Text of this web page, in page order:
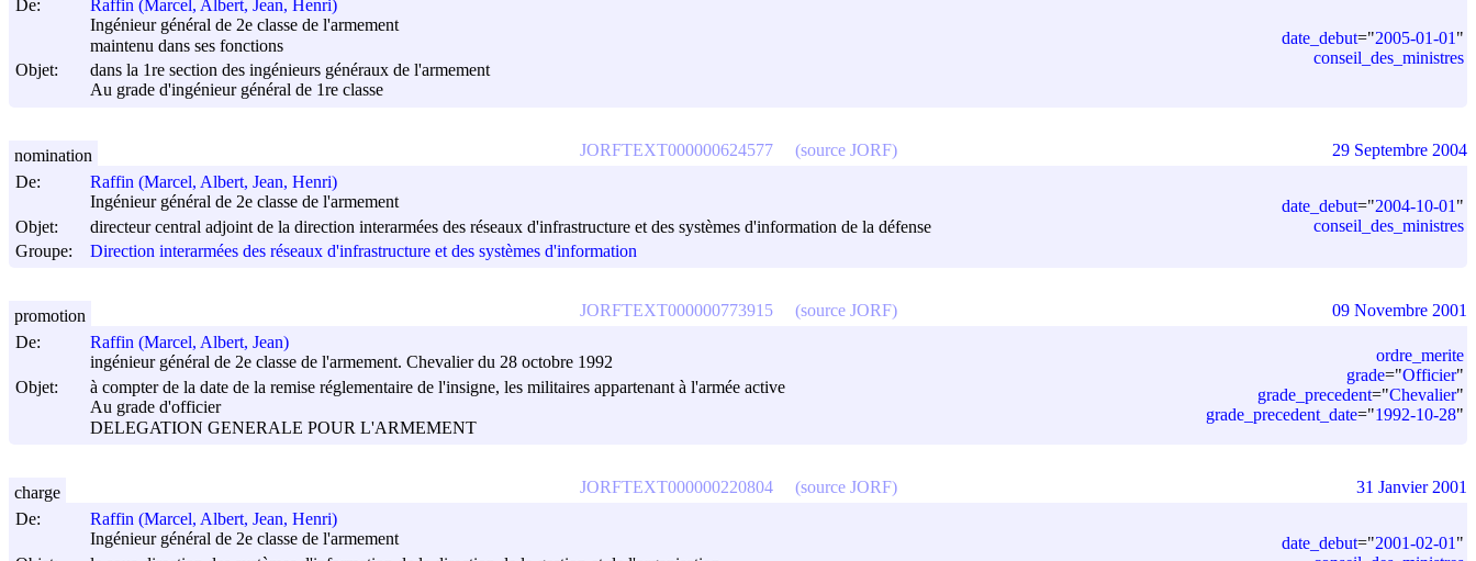
De:
Raffin (Marcel, Albert, Jean, Henri)
Ingénieur général de 2e classe de l'armement
maintenu dans ses fonctions
Objet:
dans la 1re section des ingénieurs généraux de l'armement
Au grade d'ingénieur général de 1re classe
date_debut="2005-01-01 "
conseil_des_ministres
De:
Raffin (Marcel, Albert, Jean, Henri)
Ingénieur général de 2e classe de l'armement
Objet:
directeur central adjoint de la direction interarmées des réseaux d'infrastructure et des systèmes d'information de la défense
Groupe:
Direction interarmées des réseaux d'infrastructure et des systèmes d'information
date_debut="2004-10-01 "
conseil_des_ministres
JORFTEXT000000624577 (source JORF)
nomination 29 Septembre 2004
De:
Raffin (Marcel, Albert, Jean)
ingénieur général de 2e classe de l'armement. Chevalier du 28 octobre 1992
Objet:
à compter de la date de la remise réglementaire de l'insigne, les militaires appartenant à l'armée active
Au grade d'officier
DELEGATION GENERALE POUR L'ARMEMENT
ordre_merite
grade="Officier"
grade_precedent="Chevalier"
grade_precedent_date="1992-10-28"
JORFTEXT000000773915 (source JORF)
promotion 09 Novembre 2001
De:
Raffin (Marcel, Albert, Jean, Henri)
Ingénieur général de 2e classe de l'armement
date_debut="2001-02-01 "
JORFTEXT000000220804 (source JORF)
charge 31 Janvier 2001